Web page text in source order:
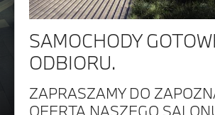
SAMOCHODY
ODBIORU.
ZAPRASZAMY DO
OFERTĄ NASZEGO